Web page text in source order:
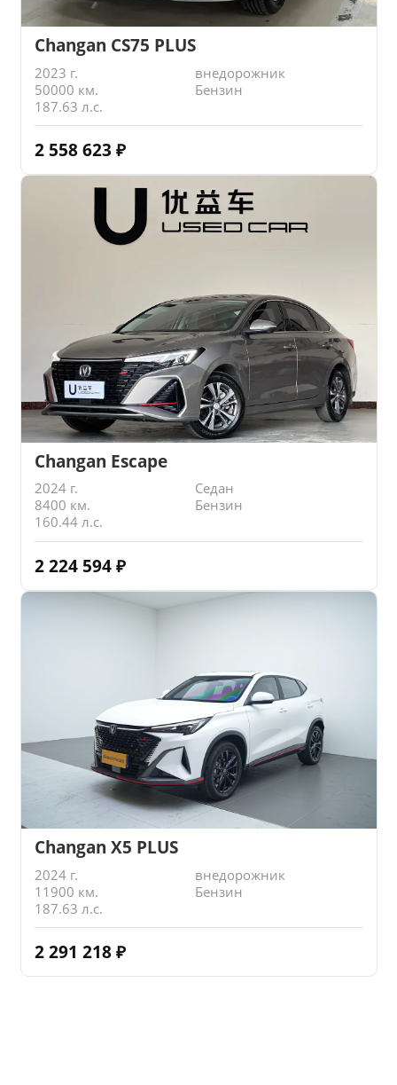
Changan CS75 PLUS
2023 г.
внедорожник
50000 км.
Бензин
187.63 л.с.
2 558 623 ₽
Changan Escape
2024 г.
Седан
8400 км.
Бензин
160.44 л.с.
2 224 594 ₽
Changan X5 PLUS
2024 г.
внедорожник
11900 км.
Бензин
187.63 л.с.
2 291 218 ₽